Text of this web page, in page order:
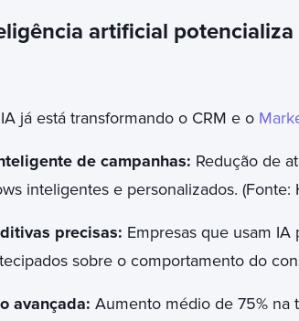
artificial potencializa
já está transformando o CRM e o
de campanhas: Redução de
inteligentes e personalizados. (Fonte:
precisas: Empresas que usam
sobre o comportamento do
avançada: Aumento médio de 75% na